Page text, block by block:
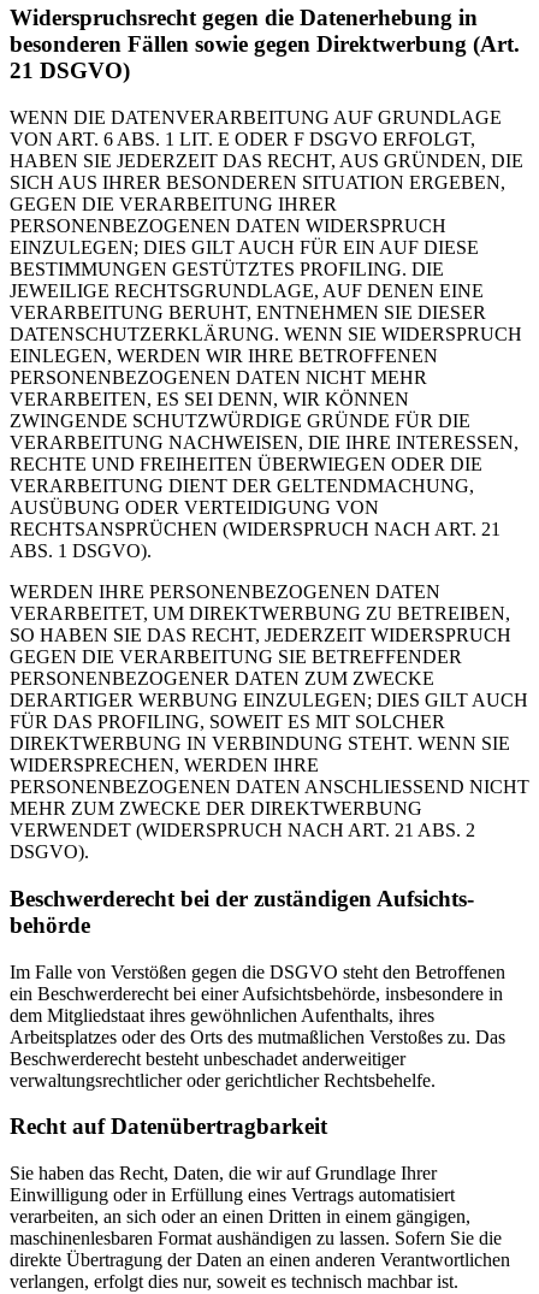
Widerspruchsrecht gegen die Datenerhebung in
besonderen Fällen sowie gegen Direktwerbung (Art.
21 DSGVO)
WENN DIE DATENVERARBEITUNG AUF GRUNDLAGE
VON ART. 6 ABS. 1 LIT. E ODER F DSGVO ERFOLGT,
HABEN SIE JEDERZEIT DAS RECHT, AUS GRÜNDEN, DIE
SICH AUS IHRER BESONDEREN SITUATION ERGEBEN,
GEGEN DIE VERARBEITUNG IHRER
PERSONENBEZOGENEN DATEN WIDERSPRUCH
EINZULEGEN; DIES GILT AUCH FÜR EIN AUF DIESE
BESTIMMUNGEN GESTÜTZTES PROFILING. DIE
JEWEILIGE RECHTSGRUNDLAGE, AUF DENEN EINE
VERARBEITUNG BERUHT, ENTNEHMEN SIE DIESER
DATENSCHUTZERKLÄRUNG. WENN SIE WIDERSPRUCH
EINLEGEN, WERDEN WIR IHRE BETROFFENEN
PERSONENBEZOGENEN DATEN NICHT MEHR
VERARBEITEN, ES SEI DENN, WIR KÖNNEN
ZWINGENDE SCHUTZWÜRDIGE GRÜNDE FÜR DIE
VERARBEITUNG NACHWEISEN, DIE IHRE INTERESSEN,
RECHTE UND FREIHEITEN ÜBERWIEGEN ODER DIE
VERARBEITUNG DIENT DER GELTENDMACHUNG,
AUSÜBUNG ODER VERTEIDIGUNG VON
RECHTSANSPRÜCHEN (WIDERSPRUCH NACH ART. 21
ABS. 1 DSGVO).
WERDEN IHRE PERSONENBEZOGENEN DATEN
VERARBEITET, UM DIREKTWERBUNG ZU BETREIBEN,
SO HABEN SIE DAS RECHT, JEDERZEIT WIDERSPRUCH
GEGEN DIE VERARBEITUNG SIE BETREFFENDER
PERSONENBEZOGENER DATEN ZUM ZWECKE
DERARTIGER WERBUNG EINZULEGEN; DIES GILT AUCH
FÜR DAS PROFILING, SOWEIT ES MIT SOLCHER
DIREKTWERBUNG IN VERBINDUNG STEHT. WENN SIE
WIDERSPRECHEN, WERDEN IHRE
PERSONENBEZOGENEN DATEN ANSCHLIESSEND NICHT
MEHR ZUM ZWECKE DER DIREKTWERBUNG
VERWENDET (WIDERSPRUCH NACH ART. 21 ABS. 2
DSGVO).
Beschwerde­recht bei der zuständigen Aufsichts­
behörde
Im Falle von Verstößen gegen die DSGVO steht den Betroffenen
ein Beschwerderecht bei einer Aufsichtsbehörde, insbesondere in
dem Mitgliedstaat ihres gewöhnlichen Aufenthalts, ihres
Arbeitsplatzes oder des Orts des mutmaßlichen Verstoßes zu. Das
Beschwerderecht besteht unbeschadet anderweitiger
verwaltungsrechtlicher oder gerichtlicher Rechtsbehelfe.
Recht auf Daten­übertrag­barkeit
Sie haben das Recht, Daten, die wir auf Grundlage Ihrer
Einwilligung oder in Erfüllung eines Vertrags automatisiert
verarbeiten, an sich oder an einen Dritten in einem gängigen,
maschinenlesbaren Format aushändigen zu lassen. Sofern Sie die
direkte Übertragung der Daten an einen anderen Verantwortlichen
verlangen, erfolgt dies nur, soweit es technisch machbar ist.